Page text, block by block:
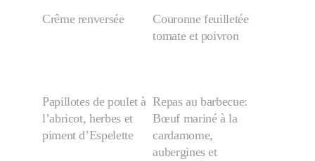
Crême renversée
Couronne feuilletée
tomate et poivron
Papillotes de poulet à
l’abricot, herbes et
piment d’Espelette
Repas au barbecue:
Bœuf mariné à la
cardamome,
aubergines et